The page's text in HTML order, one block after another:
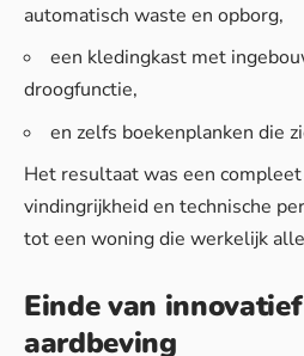
automatisch waste en opborg,
een kledingkast met
droogfunctie,
en zelfs boekenplanken die
Het resultaat was een
vindingrijkheid en technische
tot een woning die werkelijk
Einde van
aardbeving